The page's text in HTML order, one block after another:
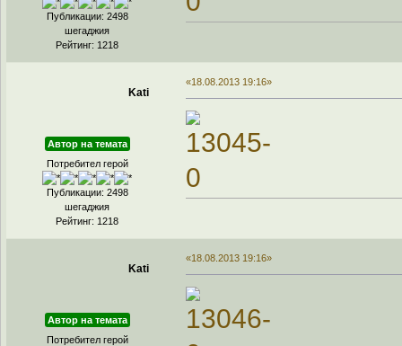
Публикации: 2498
шегаджия
Рейтинг: 1218
Kati
Автор на темата
Потребител герой
Публикации: 2498
шегаджия
Рейтинг: 1218
«18.08.2013 19:16»
Kati
Автор на темата
Потребител герой
«18.08.2013 19:16»